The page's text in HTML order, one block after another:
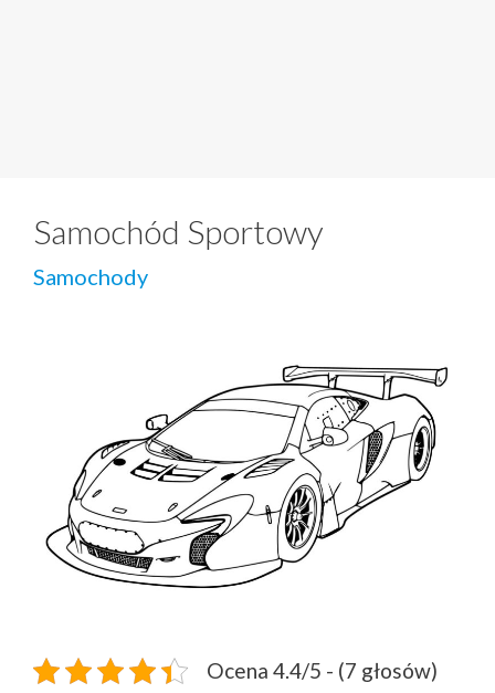
Samochód Sportowy
Samochody
Ocena 4.4/5 - (7 głosów)